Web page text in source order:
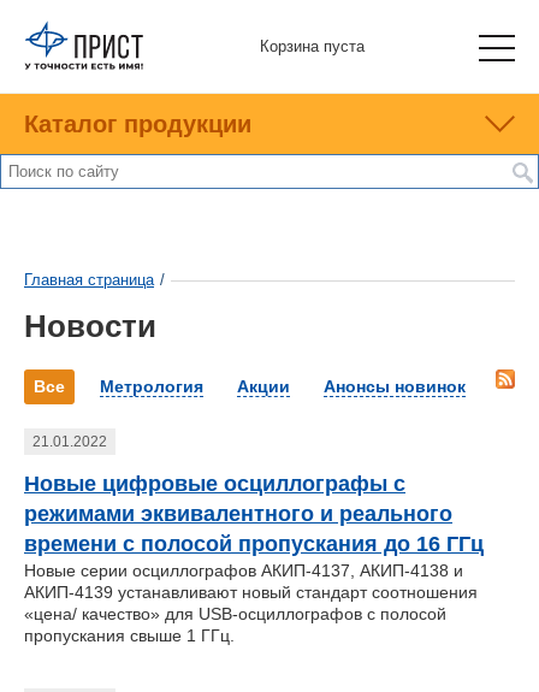
Корзина пуста
Каталог продукции
Главная страница /
Новости
Все Метрология Акции Анонсы новинок
21.01.2022
Новые цифровые осциллографы с
режимами эквивалентного и реального
времени с полосой пропускания до 16 ГГц
Новые серии осциллографов АКИП-4137, АКИП-4138 и
АКИП-4139 устанавливают новый стандарт соотношения
«цена/ качество» для USB-осциллографов с полосой
пропускания свыше 1 ГГц.